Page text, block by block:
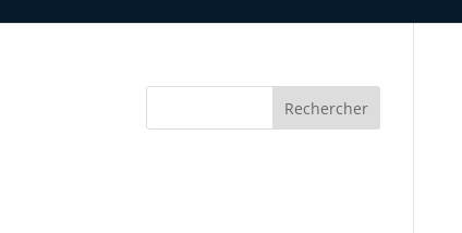
Rechercher